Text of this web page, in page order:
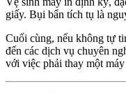
giấy. Bụi bẩn tích tụ là
Cuối cùng, nếu không tự
đến các dịch vụ chuyên
với việc phải thay một